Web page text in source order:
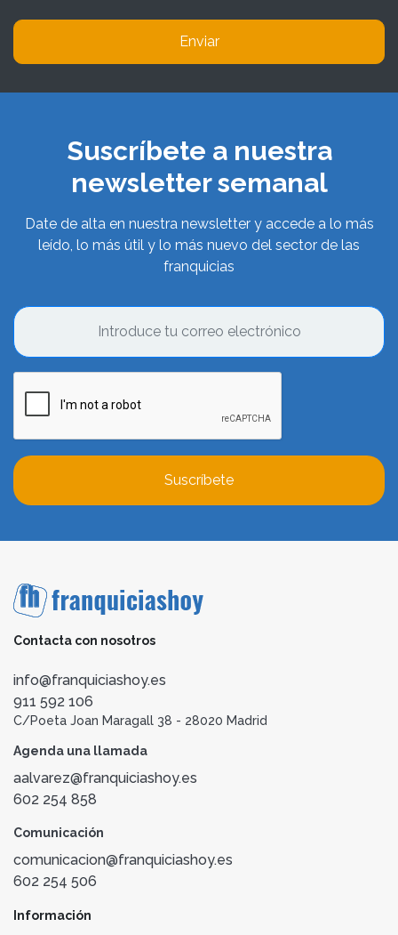
Enviar
Suscríbete a nuestra
newsletter semanal
Date de alta en nuestra newsletter y accede a lo más
leído, lo más útil y lo más nuevo del sector de las
franquicias
Suscríbete
Contacta con nosotros
info@franquiciashoy.es
911 592 106
C/Poeta Joan Maragall 38 - 28020 Madrid
Agenda una llamada
aalvarez@franquiciashoy.es
602 254 858
Comunicación
comunicacion@franquiciashoy.es
602 254 506
Información